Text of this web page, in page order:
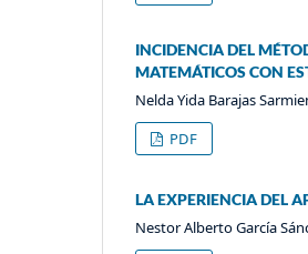
INCIDENCIA DEL
MATEMÁTICOS CON
Nelda Yida Barajas
PDF
LA EXPERIENCIA DEL
Nestor Alberto García